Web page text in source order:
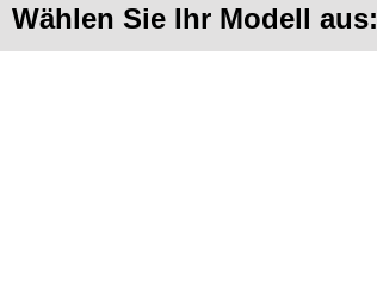
Wählen Sie Ihr Modell aus: